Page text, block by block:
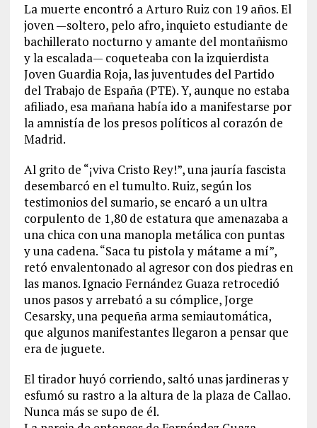
La muerte encontró a Arturo Ruiz con 19 años. El
joven —soltero, pelo afro, inquieto estudiante de
bachillerato nocturno y amante del montañismo
y la escalada— coqueteaba con la izquierdista
Joven Guardia Roja, las juventudes del Partido
del Trabajo de España (PTE). Y, aunque no estaba
afiliado, esa mañana había ido a manifestarse por
la amnistía de los presos políticos al corazón de
Madrid.
Al grito de “¡viva Cristo Rey!”, una jauría fascista
desembarcó en el tumulto. Ruiz, según los
testimonios del sumario, se encaró a un ultra
corpulento de 1,80 de estatura que amenazaba a
una chica con una manopla metálica con puntas
y una cadena. “Saca tu pistola y mátame a mí”,
retó envalentonado al agresor con dos piedras en
las manos. Ignacio Fernández Guaza retrocedió
unos pasos y arrebató a su cómplice, Jorge
Cesarsky, una pequeña arma semiautomática,
que algunos manifestantes llegaron a pensar que
era de juguete.
El tirador huyó corriendo, saltó unas jardineras y
esfumó su rastro a la altura de la plaza de Callao.
Nunca más se supo de él.